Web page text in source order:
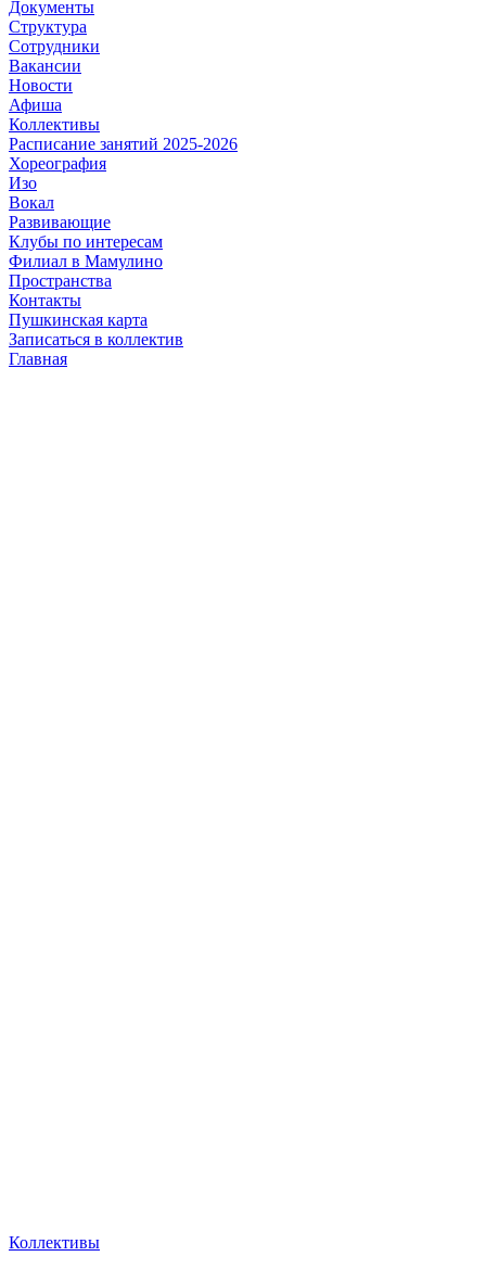
Документы
Структура
Сотрудники
Вакансии
Новости
Афиша
Коллективы
Расписание занятий 2025-2026
Хореография
Изо
Вокал
Развивающие
Клубы по интересам
Филиал в Мамулино
Пространства
Контакты
Пушкинская карта
Записаться в коллектив
Главная
Коллективы